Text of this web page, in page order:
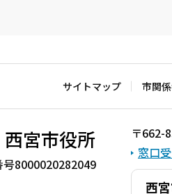
サイトマップ 市関
西宮市役所
号8000020282049
〒662-
窓口
西